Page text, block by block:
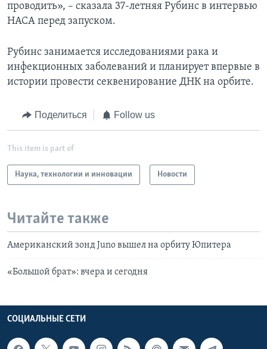
проводить», – сказала 37-летняя Рубинс в интервью
НАСА перед запуском.
Рубинс занимается исследованиями рака и
инфекционных заболеваний и планирует впервые в
истории провести секвенирование ДНК на орбите.
Поделиться Follow us
This item is part of
Наука, технологии и инновации Новости
Читайте также
Американский зонд Juno вышел на орбиту Юпитера
«Большой брат»: вчера и сегодня
СОЦИАЛЬНЫЕ СЕТИ